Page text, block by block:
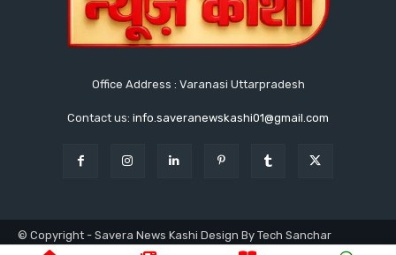
Office Address : Varanasi Uttarpradesh
Contact us: info.saveranewskashi01@gmail.com
© Copyright - Savera News Kashi Design By Tech Sanchar
9140753811